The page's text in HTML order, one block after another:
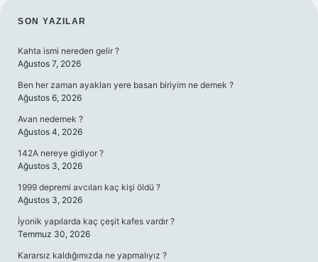
SIDEBAR
SON YAZILAR
Kahta ismi nereden gelir ?
Ağustos 7, 2026
Ben her zaman ayakları yere basan biriyim ne demek ?
Ağustos 6, 2026
Avan nedemek ?
Ağustos 4, 2026
142A nereye gidiyor ?
Ağustos 3, 2026
1999 depremi avcıları kaç kişi öldü ?
Ağustos 3, 2026
İyonik yapılarda kaç çeşit kafes vardır ?
Temmuz 30, 2026
Kararsız kaldığımızda ne yapmalıyız ?